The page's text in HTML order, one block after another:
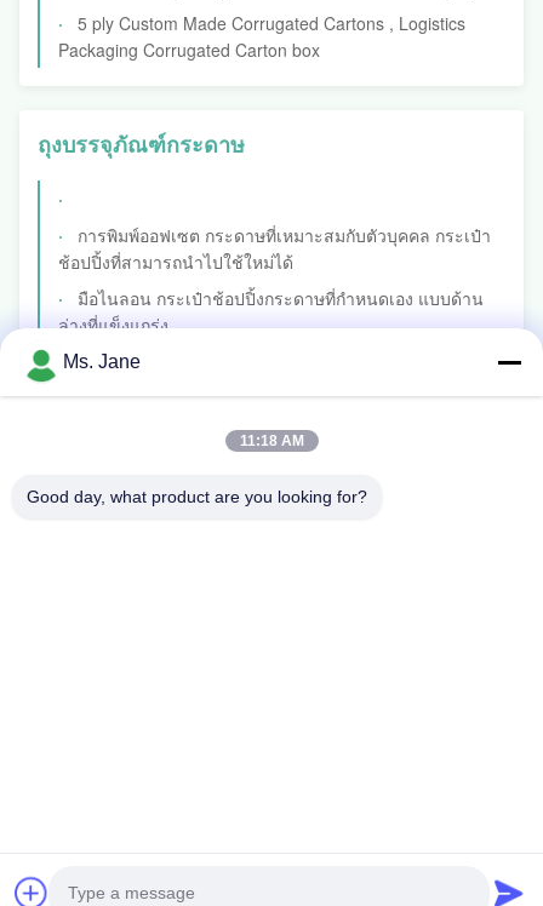
5 ply Custom Made Corrugated Cartons , Logistics
Packaging Corrugated Carton box
ถุงบรรจุภัณฑ์กระดาษ
การพิมพ์ออฟเซต กระดาษที่เหมาะสมกับตัวบุคคล กระเป๋า
ช้อปปิ้งที่สามารถนําไปใช้ใหม่ได้
มือไนลอน กระเป๋าช้อปปิ้งกระดาษที่กําหนดเอง แบบด้าน
ล่างที่แข็งแกร่ง
ISO กระเป๋าช้อปปิ้งกระดาษขนาดใหญ่แบบกําหนดเอง
กระเป๋าช้อปปิ้งกระดาษผสมผสมผสมผสมผสมผสมผสมผสม
ผสมผสมผสมผสมผสมผสมผสาน
การพิมพ์ที่กําหนดเอง กระดาษหลากหลาย กระเป๋าช้อปปิปีปี
สาย / สายไนลอน / จับกระดาษบิด
Ms. Jane
11:18 AM
Good day, what product are you looking for?